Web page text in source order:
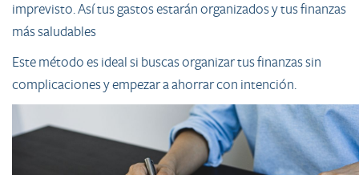
imprevisto. Así tus gastos estarán organizados y tus finanzas
más saludables
Este método es ideal si buscas organizar tus finanzas sin
complicaciones y empezar a ahorrar con intención.